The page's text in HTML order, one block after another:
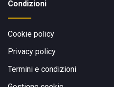
Condizioni
Cookie policy
Privacy policy
Termini e condizioni